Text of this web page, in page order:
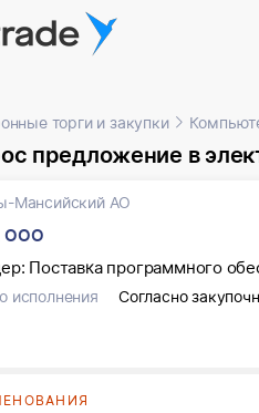
торги и закупки
предложение в
Мансийский АО
ООО
Поставка программного
исполнения Согласно